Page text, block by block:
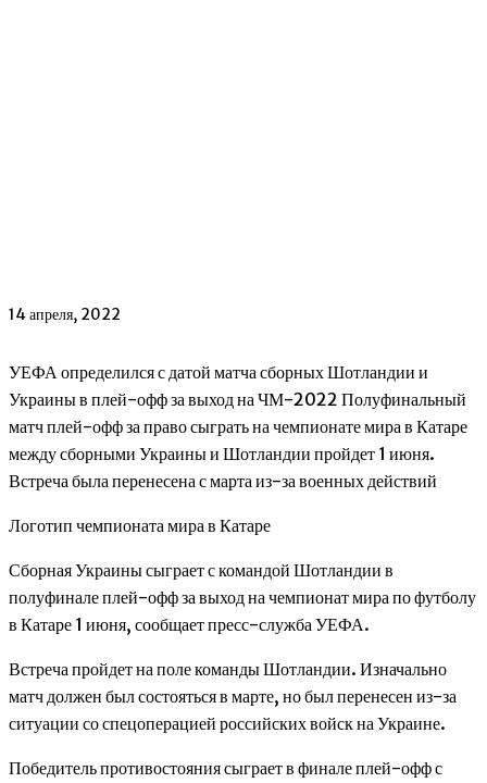
14 апреля, 2022
УЕФА определился с датой матча сборных Шотландии и
Украины в плей-офф за выход на ЧМ-2022 Полуфинальный
матч плей-офф за право сыграть на чемпионате мира в Катаре
между сборными Украины и Шотландии пройдет 1 июня.
Встреча была перенесена с марта из-за военных действий
Логотип чемпионата мира в Катаре
Сборная Украины сыграет с командой Шотландии в
полуфинале плей-офф за выход на чемпионат мира по футболу
в Катаре 1 июня, сообщает пресс-служба УЕФА.
Встреча пройдет на поле команды Шотландии. Изначально
матч должен был состояться в марте, но был перенесен из-за
ситуации со спецоперацией российских войск на Украине.
Победитель противостояния сыграет в финале плей-офф с